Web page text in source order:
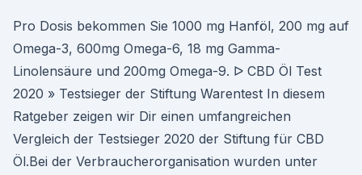
Pro Dosis bekommen Sie 1000 mg Hanföl, 200 mg auf
Omega-3, 600mg Omega-6, 18 mg Gamma-
Linolensäure und 200mg Omega-9. ᐅ CBD Öl Test
2020 » Testsieger der Stiftung Warentest In diesem
Ratgeber zeigen wir Dir einen umfangreichen
Vergleich der Testsieger 2020 der Stiftung für CBD
Öl.Bei der Verbraucherorganisation wurden unter